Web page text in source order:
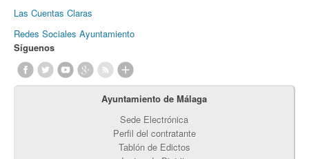
Las Cuentas Claras
Redes Sociales Ayuntamiento
Síguenos
Ayuntamiento de Málaga
Sede Electrónica
Perfil del contratante
Tablón de Edictos